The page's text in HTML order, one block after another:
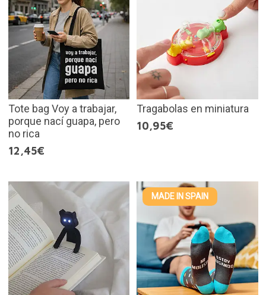
Tote bag Voy a trabajar,
porque nací guapa, pero
no rica
12,45€
Tragabolas en miniatura
10,95€
MADE IN SPAIN